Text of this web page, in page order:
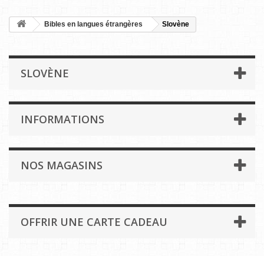
Bibles en langues étrangères Slovène
SLOVÈNE
INFORMATIONS
NOS MAGASINS
OFFRIR UNE CARTE CADEAU